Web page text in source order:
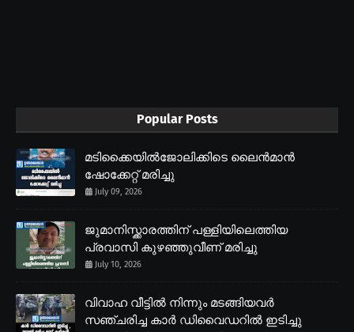
Popular Posts
മടിക്കൈയിൽജോലിക്കിടെ ലൈൻമാൻ
ഷോക്കേറ്റ് മരിച്ചു
July 09, 2026
ജുമാനിസ്ക്കാരത്തിന് പള്ളിയിലെത്തിയ
പ്രവാസി കുഴഞ്ഞുവീണ് മരിച്ചു
July 10, 2026
വിവാഹ വീട്ടിൽ നിന്നും മടങ്ങിയവർ
സഞ്ചരിച്ച കാർ ഡിവൈഡറിൽ ഇടിച്ചു